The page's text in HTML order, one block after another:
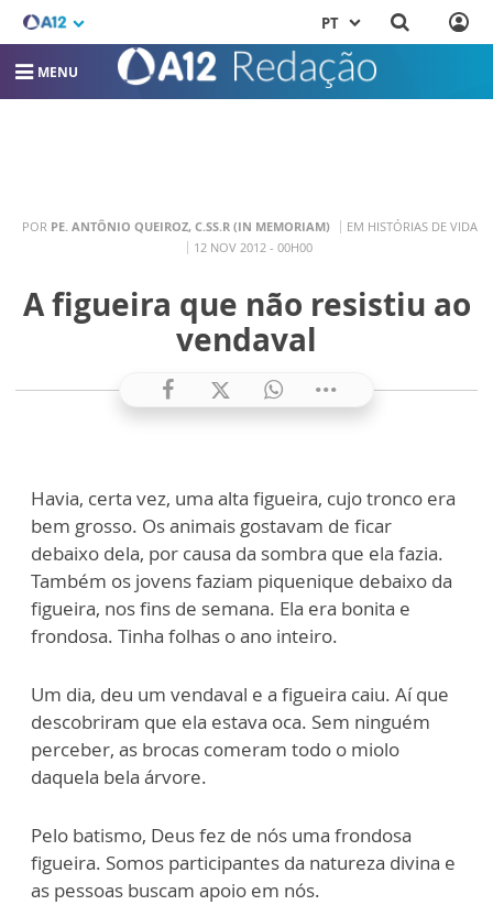
PT
MENU
POR PE. ANTÔNIO QUEIROZ, C.SS.R (IN MEMORIAM)
EM HISTÓRIAS DE VIDA
12 NOV 2012 - 00H00
A figueira que não resistiu ao
vendaval
Havia, certa vez, uma alta figueira, cujo tronco era
bem grosso. Os animais gostavam de ficar
debaixo dela, por causa da sombra que ela fazia.
Também os jovens faziam piquenique debaixo da
figueira, nos fins de semana. Ela era bonita e
frondosa. Tinha folhas o ano inteiro.
Um dia, deu um vendaval e a figueira caiu. Aí que
descobriram que ela estava oca. Sem ninguém
perceber, as brocas comeram todo o miolo
daquela bela árvore.
Pelo batismo, Deus fez de nós uma frondosa
figueira. Somos participantes da natureza divina e
as pessoas buscam apoio em nós.